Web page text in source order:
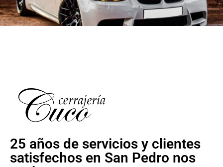
25 años de servicios y clientes
satisfechos en San Pedro nos